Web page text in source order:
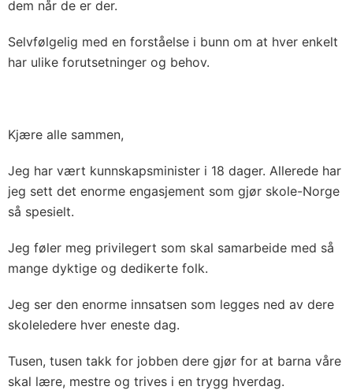
dem når de er der.
Selvfølgelig med en forståelse i bunn om at hver enkelt
har ulike forutsetninger og behov.
Kjære alle sammen,
Jeg har vært kunnskapsminister i 18 dager. Allerede har
jeg sett det enorme engasjement som gjør skole-Norge
så spesielt.
Jeg føler meg privilegert som skal samarbeide med så
mange dyktige og dedikerte folk.
Jeg ser den enorme innsatsen som legges ned av dere
skoleledere hver eneste dag.
Tusen, tusen takk for jobben dere gjør for at barna våre
skal lære, mestre og trives i en trygg hverdag.